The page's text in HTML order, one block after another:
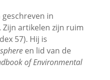
in
artikelen zijn ruim
57). Hij is
en lid van de
of Environmental